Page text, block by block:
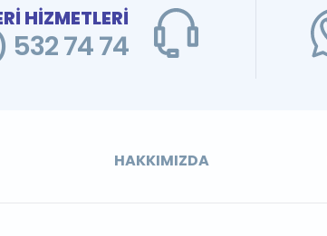
HİZMETLERİ
74 74
HAKKIMIZDA